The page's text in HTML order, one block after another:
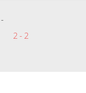
-
2 - 2